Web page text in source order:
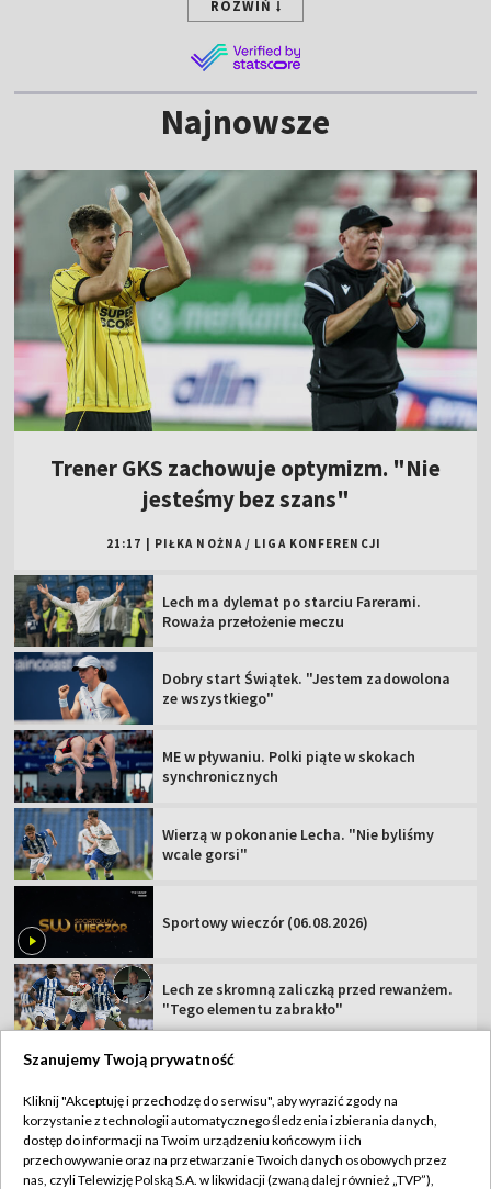
ROZWIŃ
Najnowsze
Trener GKS zachowuje optymizm. "Nie
jesteśmy bez szans"
21:17 | PIŁKA NOŻNA / LIGA KONFERENCJI
Lech ma dylemat po starciu Farerami.
Roważa przełożenie meczu
Dobry start Świątek. "Jestem zadowolona
ze wszystkiego"
ME w pływaniu. Polki piąte w skokach
synchronicznych
Wierzą w pokonanie Lecha. "Nie byliśmy
wcale gorsi"
Sportowy wieczór (06.08.2026)
Lech ze skromną zaliczką przed rewanżem.
"Tego elementu zabrakło"
TVP
Abonament TVP
Regulamin TVP
Szanujemy Twoją prywatność
Kliknij "Akceptuję i przechodzę do serwisu", aby wyrazić zgody na
korzystanie z technologii automatycznego śledzenia i zbierania danych,
dostęp do informacji na Twoim urządzeniu końcowym i ich
przechowywanie oraz na przetwarzanie Twoich danych osobowych przez
nas, czyli Telewizję Polską S.A. w likwidacji (zwaną dalej również „TVP”),